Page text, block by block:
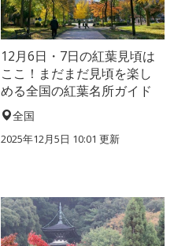
12月6日・7日の紅葉見頃は
ここ！まだまだ見頃を楽し
める全国の紅葉名所ガイド
全国
2025年12月5日 10:01 更新